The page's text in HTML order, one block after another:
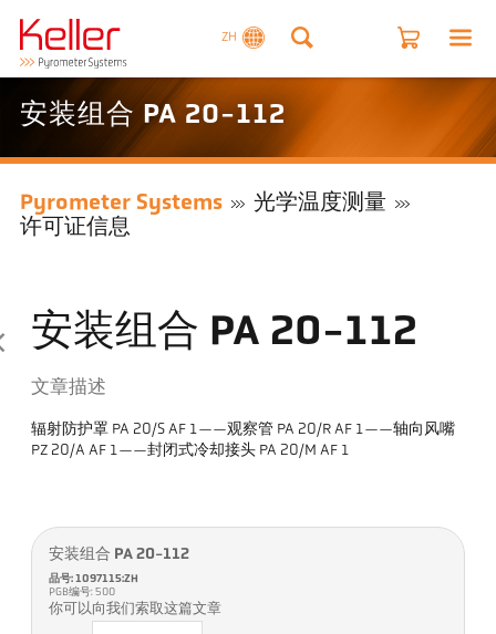
ZH
安装组合 PA 20-112
Pyrometer Systems
光学温度测量
许可证信息
安装组合 PA 20-112
文章描述
辐射防护罩 PA 20/S AF 1——观察管 PA 20/R AF 1——轴向风嘴
PZ 20/A AF 1——封闭式冷却接头 PA 20/M AF 1
安装组合 PA 20-112
品号: 1097115:ZH
PGB编号: 500
你可以向我们索取这篇文章